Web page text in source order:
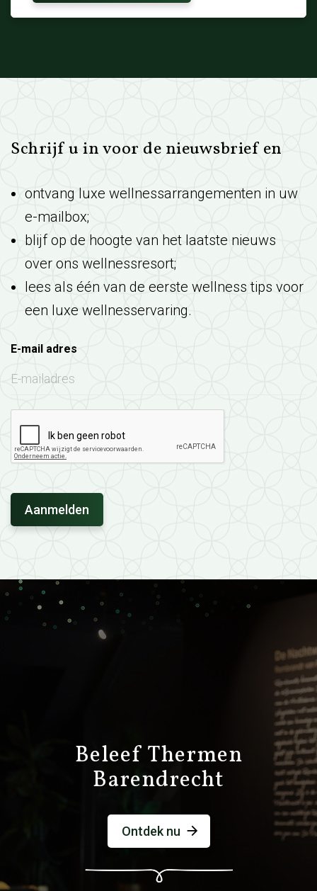
Schrijf u in voor de nieuwsbrief en
ontvang luxe wellnessarrangementen in uw
e-mailbox;
blijf op de hoogte van het laatste nieuws
over ons wellnessresort;
lees als één van de eerste wellness tips voor
een luxe wellnesservaring.
E-mail adres
Beleef Thermen
Barendrecht
Ontdek nu